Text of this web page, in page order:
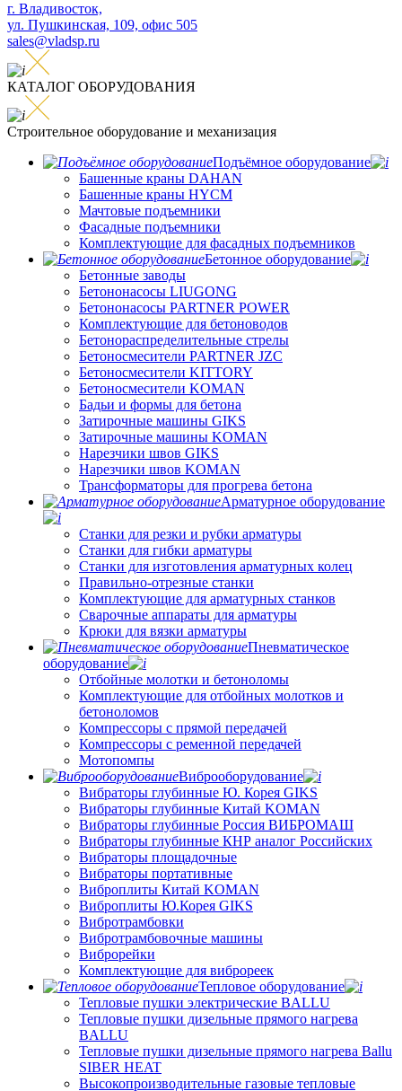
​г. Владивосток,
ул. Пушкинская, 109, офис 505
sales@vladsp.ru
КАТАЛОГ ОБОРУДОВАНИЯ
Строительное оборудование и механизация
Подъёмное оборудование
Башенные краны DAHAN
Башенные краны HYCM
Мачтовые подъемники
Фасадные подъемники
Комплектующие для фасадных подъемников
Бетонное оборудование
Бетонные заводы
Бетононасосы LIUGONG
Бетононасосы PARTNER POWER
Комплектующие для бетоноводов
Бетонораспределительные стрелы
Бетоносмесители PARTNER JZC
Бетоносмесители KITTORY
Бетоносмесители KOMAN
Бадьи и формы для бетона
Затирочные машины GIKS
Затирочные машины KOMAN
Нарезчики швов GIKS
Нарезчики швов KOMAN
Трансформаторы для прогрева бетона
Арматурное оборудование
Станки для резки и рубки арматуры
Станки для гибки арматуры
Станки для изготовления арматурных колец
Правильно-отрезные станки
Комплектующие для арматурных станков
Сварочные аппараты для арматуры
Крюки для вязки арматуры
Пневматическое
оборудование
Отбойные молотки и бетоноломы
Комплектующие для отбойных молотков и
бетоноломов
Компрессоры с прямой передачей
Компрессоры с ременной передачей
Мотопомпы
Виброоборудование
Вибраторы глубинные Ю. Корея GIKS
Вибраторы глубинные Китай KOMAN
Вибраторы глубинные Россия ВИБРОМАШ
Вибраторы глубинные КНР аналог Российских
Вибраторы площадочные
Вибраторы портативные
Виброплиты Китай KOMAN
Виброплиты Ю.Корея GIKS
Вибротрамбовки
Вибротрамбовочные машины
Виброрейки
Комплектующие для виброреек
Тепловое оборудование
Тепловые пушки электрические BALLU
Тепловые пушки дизельные прямого нагрева
BALLU
Тепловые пушки дизельные прямого нагрева Ballu
SIBER HEAT
Высокопроизводительные газовые тепловые